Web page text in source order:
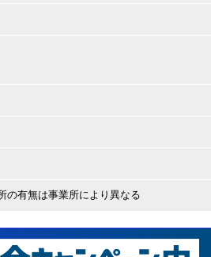
の有無は事業所により異なる